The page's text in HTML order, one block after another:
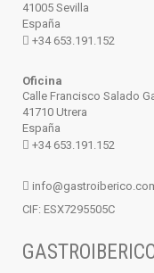
41005 Sevilla
España
+34 653.191.152
Oficina
Calle Francisco Salado
41710 Utrera
España
+34 653.191.152
CIF: ESX7295505C